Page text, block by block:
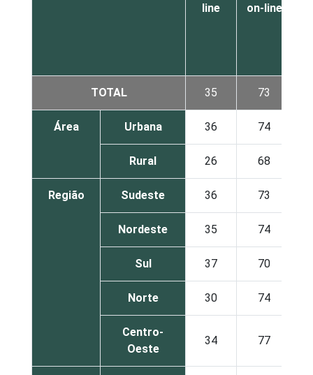
line
on-line
TOTAL 35 73
Área Urbana 36 74
Rural 26 68
Região Sudeste 36 73
Nordeste 35 74
Sul 37 70
Norte 30 74
Centro-
Oeste
34 77